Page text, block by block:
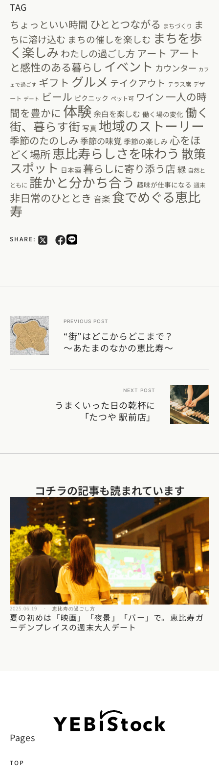
TAG
ちょっといい時間 ひととつながる まちづくり ま
ちに溶け込む まちの催しを楽しむ まちを歩
く楽しみ わたしの過ごし方 アート アート
と感性のある暮らし イベント カウンター カフ
ェで過ごす ギフト グルメ テイクアウト テラス席 デザ
ート デート ビール ピクニック ペット可 ワイン 一人の時
間を豊かに 体験 余白を楽しむ 働く場の変化 働く
街、暮らす街 写真 地域のストーリー
季節のたのしみ 季節の味覚季節の楽しみ 心をほ
どく場所恵比寿らしさを味わう 散策
スポット 日本酒 暮らしに寄り添う店 緑 自然と
ともに 誰かと分かち合う 趣味が仕事になる 週末
非日常のひととき 音楽 食でめぐる恵比
寿
SHARE:
PREVIOUS POST
“街”はどこからどこまで？
～あたまのなかの恵比寿～
NEXT POST
うまくいった日の乾杯に
「たつや 駅前店」
コチラの記事も読まれています​
2025.06.19 · 恵比寿の過ごし方
夏の初めは「映画」「夜景」「バー」で。恵比寿ガ
ーデンプレイスの週末大人デート
Pages
TOP